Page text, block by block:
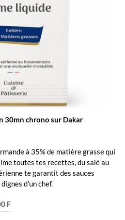
30mn chrono sur Dakar
à 35% de matière grasse qui
toutes tes recettes, du salé au
te garantit des sauces
d’un chef.
F